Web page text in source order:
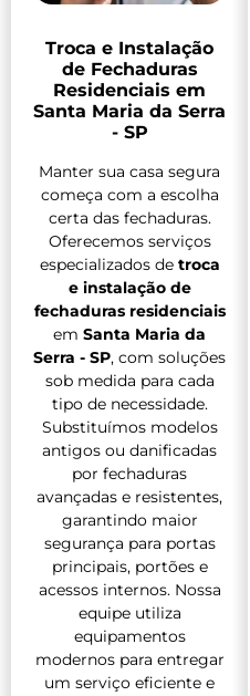
Troca e Instalação
de Fechaduras
Residenciais em
Santa Maria da Serra
- SP
Manter sua casa segura
começa com a escolha
certa das fechaduras.
Oferecemos serviços
especializados de troca
e instalação de
fechaduras residenciais
em Santa Maria da
Serra - SP, com soluções
sob medida para cada
tipo de necessidade.
Substituímos modelos
antigos ou danificadas
por fechaduras
avançadas e resistentes,
garantindo maior
segurança para portas
principais, portões e
acessos internos. Nossa
equipe utiliza
equipamentos
modernos para entregar
um serviço eficiente e